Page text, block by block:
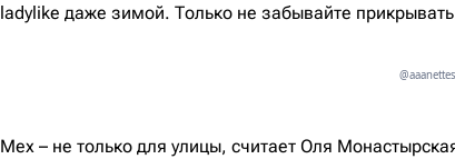
ladylike даже зимой. Только не забывайте
@aaanettes
Мех – не только для улицы, считает Оля